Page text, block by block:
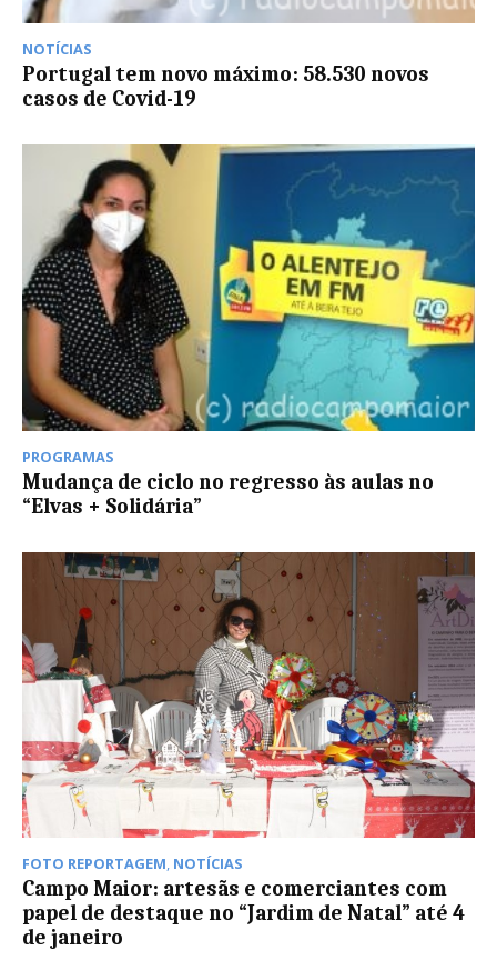
NOTÍCIAS
Portugal tem novo máximo: 58.530 novos
casos de Covid-19
PROGRAMAS
Mudança de ciclo no regresso às aulas no
“Elvas + Solidária”
FOTO REPORTAGEM NOTÍCIAS
Campo Maior: artesãs e comerciantes com
papel de destaque no “Jardim de Natal” até 4
de janeiro